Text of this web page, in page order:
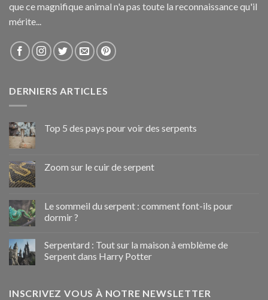
que ce magnifique animal n'a pas toute la reconnaissance qu'il
mérite...
DERNIERS ARTICLES
Top 5 des pays pour voir des serpents
Zoom sur le cuir de serpent
Le sommeil du serpent : comment font-ils pour
dormir ?
Serpentard : Tout sur la maison à emblème de
Serpent dans Harry Potter
INSCRIVEZ VOUS À NOTRE NEWSLETTER